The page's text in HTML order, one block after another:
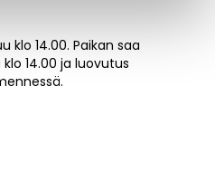
klo 14.00. Paikan saa
14.00 ja luovutus